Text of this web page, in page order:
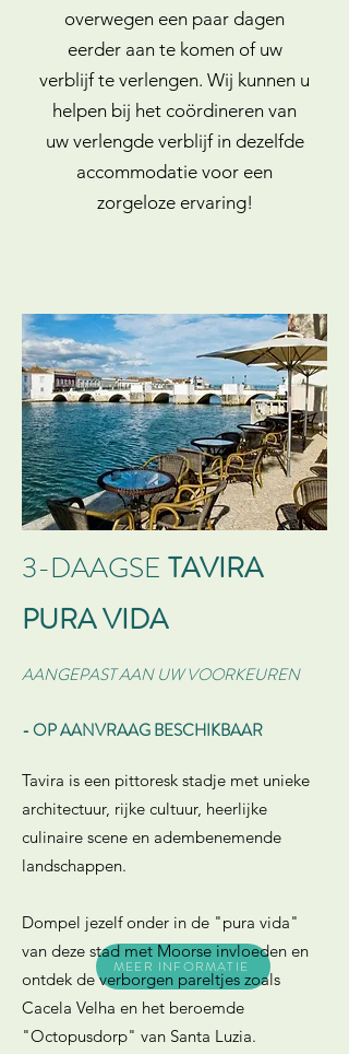
overwegen een paar dagen
eerder aan te komen of uw
verblijf te verlengen. Wij kunnen u
helpen bij het coördineren van
uw verlengde verblijf in dezelfde
accommodatie voor een
zorgeloze ervaring!
MEER INFORMATIE
3-DAAGSE TAVIRA
PURA VIDA
AANGEPAST AAN UW VOORKEUREN
- OP AANVRAAG BESCHIKBAAR
Tavira is een pittoresk stadje met unieke
architectuur, rijke cultuur, heerlijke
culinaire scene en adembenemende
landschappen.
Dompel jezelf onder in de "pura vida"
van deze stad met Moorse invloeden en
ontdek de verborgen pareltjes zoals
Cacela Velha en het beroemde
"Octopusdorp" van Santa Luzia.